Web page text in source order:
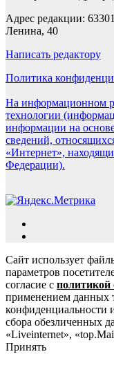
Адрес редакции:
Ленина, 40
Написать редактору
Политика
На информационном
технологии
информации на
сведений,
«Интернет»,
Федерации).
Сайт использует
параметров
согласие с политикой
применением данных
конфиденциальности
сбора обезличенных
«Liveinternet»,
Принять